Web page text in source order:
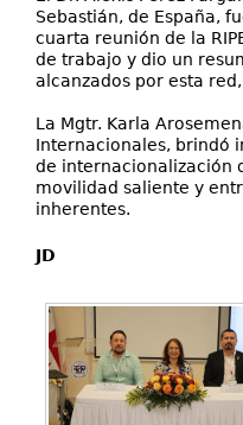
Sebastián, de España,
cuarta reunión de la
de trabajo y dio un
alcanzados por esta
La Mgtr. Karla
Internacionales, brindó
de internacionalización
movilidad saliente y
inherentes.
JD